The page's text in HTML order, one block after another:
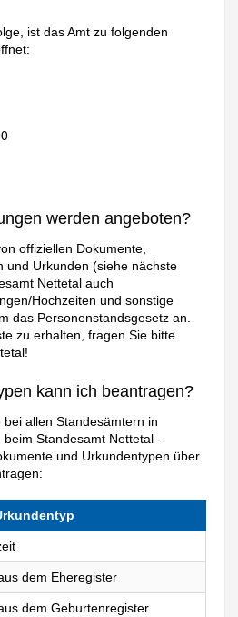
ist das Amt zu folgenden
werden angeboten?
offiziellen Dokumente,
und Urkunden (siehe nächste
Nettetal auch
Hochzeiten und sonstige
das Personenstandsgesetz an.
zu erhalten, fragen Sie bitte
kann ich beantragen?
allen Standesämtern in
Standesamt Nettetal -
und Urkundentypen über
dem Eheregister
dem Geburtenregister